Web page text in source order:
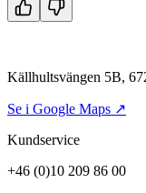
Källhultsvängen 5B,
Se i Google Maps ↗
Kundservice
+46 (0)10 209 86 00